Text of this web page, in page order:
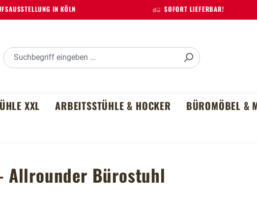
IN KÖLN SOFORT LIEFERBAR!
XXL ARBEITSSTÜHLE & HOCKER BÜROMÖBEL &
Allrounder Bürostuhl